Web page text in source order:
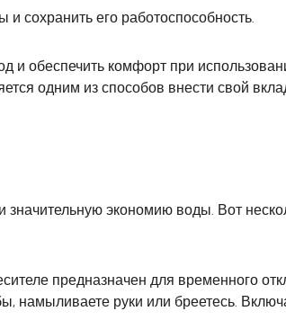
сохранить его работоспособность.
и обеспечить комфорт при
одним из способов внести свой
экономию воды. Вот
предназначен для временного
намыливаете руки или бреетесь.